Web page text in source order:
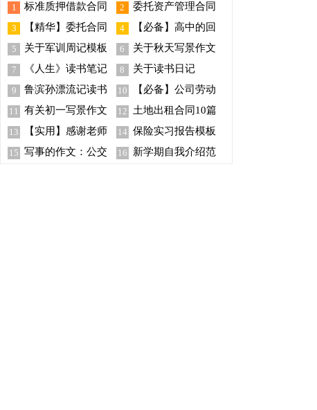
1
标准质押借款合同
范本
2
委托资产管理合同
12篇
3
【精华】委托合同
五篇
4
【必备】高中的回
忆作文汇总七篇
5
关于军训周记模板
集锦五篇
6
关于秋天写景作文
15篇
7
《人生》读书笔记
15篇
8 关于读书日记
9
鲁滨孙漂流记读书
笔记15篇
10
【必备】公司劳动
合同范文六篇
11
有关初一写景作文
锦集九篇
12 土地出租合同10篇
13
【实用】感谢老师
感谢信汇总八篇
14 保险实习报告模板
锦集7篇
15 写事的作文：公交
16
新学期自我介绍范